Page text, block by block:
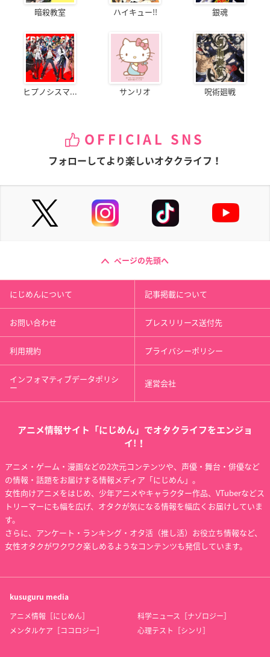
暗殺教室 ハイキュー!! 銀魂
ヒプノシスマ... サンリオ 呪術廻戦
OFFICIAL SNS
フォローしてより楽しいオタクライフ！
ページの先頭へ
にじめんについて 記事掲載について
お問い合わせ プレスリリース送付先
利用規約 プライバシーポリシー
インフォマティブデータポリシ
ー 運営会社
アニメ情報サイト「にじめん」でオタクライフをエンジョ
イ!！
アニメ・ゲーム・漫画などの2次元コンテンツや、声優・舞台・俳優など
の情報・話題をお届けする情報メディア「にじめん」。
女性向けアニメをはじめ、少年アニメやキャラクター作品、VTuberなどス
トリーマーにも幅を広げ、オタクが気になる情報を幅広くお届けしていま
す。
さらに、アンケート・ランキング・オタ活（推し活）お役立ち情報など、
女性オタクがワクワク楽しめるようなコンテンツも発信しています。
kusuguru media
アニメ情報［にじめん］
科学ニュース［ナゾロジー］
メンタルケア［ココロジー］
心理テスト［シンリ］